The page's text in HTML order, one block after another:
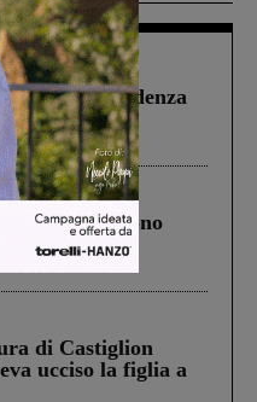
2026
oltre la scadenza
d’Italia: “Un
in cui morirono
schianto, il
fra tir....
di Castiglion
ucciso la figlia a